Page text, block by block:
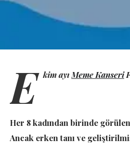
E kim ayı Meme Kanseri
Her 8 kadından birinde
Ancak erken tanı ve